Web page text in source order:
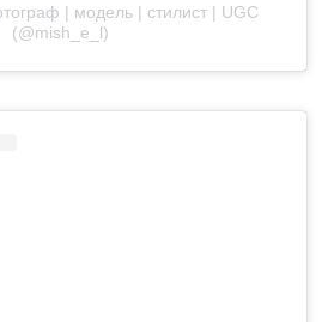
| модель | стилист | UGC
(@mish_e_l)